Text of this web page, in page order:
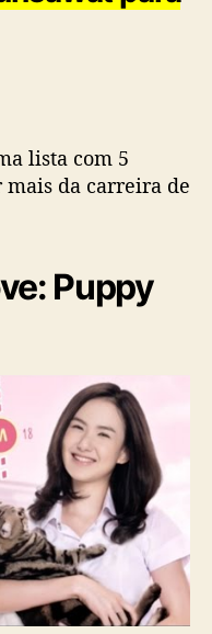
i
r
n
lista com 5
mais da carreira de
Puppy